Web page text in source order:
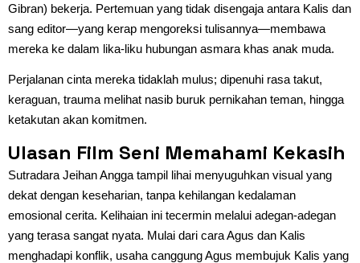
Gibran) bekerja. Pertemuan yang tidak disengaja antara Kalis dan
sang editor—yang kerap mengoreksi tulisannya—membawa
mereka ke dalam lika-liku hubungan asmara khas anak muda.
Perjalanan cinta mereka tidaklah mulus; dipenuhi rasa takut,
keraguan, trauma melihat nasib buruk pernikahan teman, hingga
ketakutan akan komitmen.
Ulasan Film Seni Memahami Kekasih
Sutradara Jeihan Angga tampil lihai menyuguhkan visual yang
dekat dengan keseharian, tanpa kehilangan kedalaman
emosional cerita. Kelihaian ini tecermin melalui adegan-adegan
yang terasa sangat nyata. Mulai dari cara Agus dan Kalis
menghadapi konflik, usaha canggung Agus membujuk Kalis yang